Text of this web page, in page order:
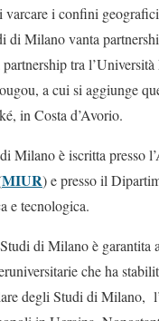
i confini
di Milano vanta
tra
a cui si aggiunge
in Costa d’Avorio.
Milano è iscritta presso
MIUR) e presso il
e tecnologica.
di Milano è
che ha
degli Studi di Milano,